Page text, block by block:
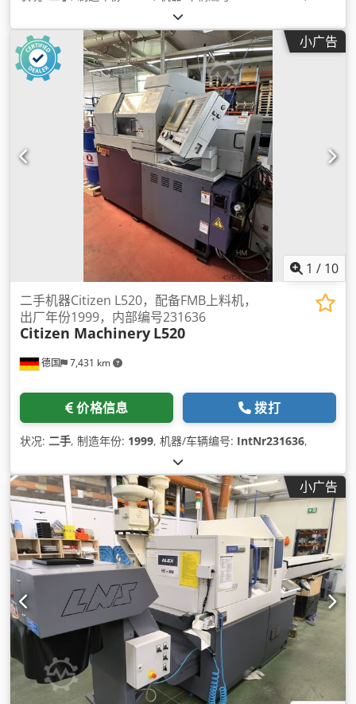
小广告
1 / 10
德国 7,431 km
二手机器Citizen L520，配备FMB上料机，
出厂年份1999，内部编号231636
Citizen Machinery L520
价格信息 拨打
状况: 二手, 制造年份: 1999, 机器/车辆编号: IntNr231636,
小广告